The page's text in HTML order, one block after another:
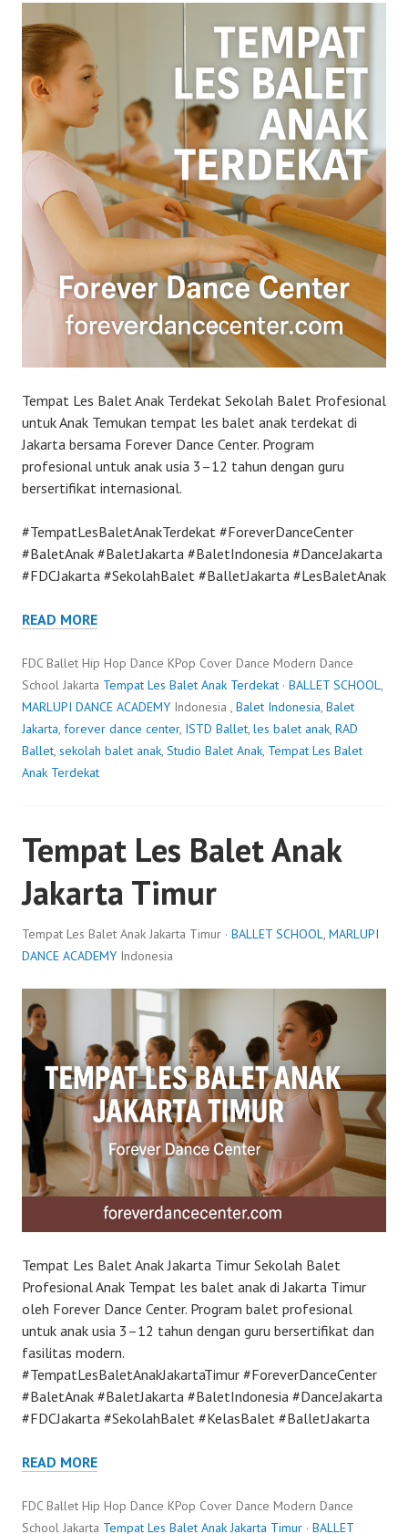
Tempat Les Balet Anak Terdekat Sekolah Balet Profesional
untuk Anak Temukan tempat les balet anak terdekat di
Jakarta bersama Forever Dance Center. Program
profesional untuk anak usia 3–12 tahun dengan guru
bersertifikat internasional.
#TempatLesBaletAnakTerdekat #ForeverDanceCenter
#BaletAnak #BaletJakarta #BaletIndonesia #DanceJakarta
#FDCJakarta #SekolahBalet #BalletJakarta #LesBaletAnak
READ MORE
FDC Ballet Hip Hop Dance KPop Cover Dance Modern Dance
School Jakarta Tempat Les Balet Anak Terdekat · BALLET SCHOOL,
MARLUPI DANCE ACADEMY Indonesia , Balet Indonesia, Balet
Jakarta, forever dance center, ISTD Ballet, les balet anak, RAD
Ballet, sekolah balet anak, Studio Balet Anak, Tempat Les Balet
Anak Terdekat
Tempat Les Balet Anak
Jakarta Timur
Tempat Les Balet Anak Jakarta Timur · BALLET SCHOOL, MARLUPI
DANCE ACADEMY Indonesia
Tempat Les Balet Anak Jakarta Timur Sekolah Balet
Profesional Anak Tempat les balet anak di Jakarta Timur
oleh Forever Dance Center. Program balet profesional
untuk anak usia 3–12 tahun dengan guru bersertifikat dan
fasilitas modern.
#TempatLesBaletAnakJakartaTimur #ForeverDanceCenter
#BaletAnak #BaletJakarta #BaletIndonesia #DanceJakarta
#FDCJakarta #SekolahBalet #KelasBalet #BalletJakarta
READ MORE
FDC Ballet Hip Hop Dance KPop Cover Dance Modern Dance
School Jakarta Tempat Les Balet Anak Jakarta Timur · BALLET